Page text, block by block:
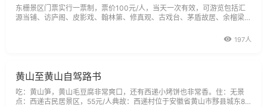
东栅景区门票实行一票制，票价100元/人，当天一次有效，可游览包括汇
源当铺、访庐阁、皮影戏、翰林第、修真观、古戏台、茅盾故居、余榴梁钱
传统作坊区、香山堂、拳船表演，逢源双桥(通济桥、仁济桥)等二十多个景
197人
黄山至黄山自驾路书
吃：黄山笋，黄山毛豆腐非常爽口，还有西递小烤饼也非常香。住：无景
点：西递古民居景区，55元/人典故：西递村位于安徽省黄山市黟县城东8